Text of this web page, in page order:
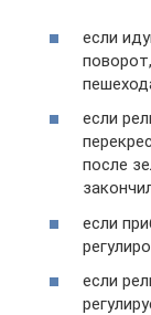
если
если
после
если
если